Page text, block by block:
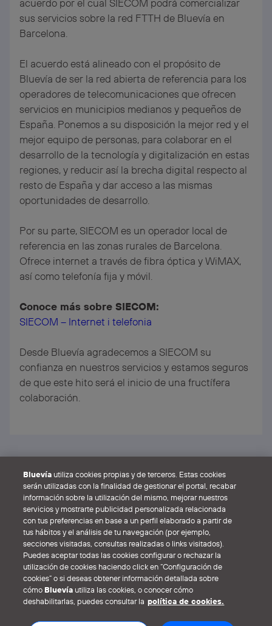
acuerdo por el cual SIECOM podrá comercializar
sus servicios sobre la red FTTH de Bluevía en
Barcelona.
El acuerdo está alineado con el propósito de
Bluevía de ser la red abierta de referencia para los
operadores de telecomunicaciones que ofrecen
servicios en municipios medianos y pequeños de
España. Ponemos a su disposición la mejor red y el
mejor equipo de personas, para colaborar en el
desarrollo de la tecnología y digitalización en estas
regiones, y reducir así la brecha digital respecto al
resto de España y dar acceso a las mismas
oportunidades de desarrollo.
Por su parte, SIECOM es un operador local de
referencia en las zonas rurales de Barcelona.
Ofrece internet a través de fibra óptica y WiMAX,
así como telefonía fija y móvil.
Conoce más sobre SIECOM:
SIECOM – Internet i telefonia
Desde Bluevía agradecemos a SIECOM su
confianza en nuestros servicios y estamos seguros
de que este hito será el inicio de una fructífera
colaboración.
Lege-Oharra Cookie politika
Pribatutasun politika
Hedapenerako laguntza publikoak
Bluevía utiliza cookies propias y de terceros. Estas cookies
serán utilizadas con la finalidad de gestionar el portal, recabar
información sobre la utilización del mismo, mejorar nuestros
servicios y mostrarte publicidad personalizada relacionada
con tus preferencias en base a un perfil elaborado a partir de
tus hábitos y el análisis de tu navegación (por ejemplo,
secciones visitadas, consultas realizadas o links visitados).
Puedes aceptar todas las cookies configurar o rechazar la
utilización de cookies haciendo click en “Configuración de
cookies” o si deseas obtener información detallada sobre
cómo Bluevía utiliza las cookies, o conocer cómo
deshabilitarlas, puedes consultar la política de cookies.